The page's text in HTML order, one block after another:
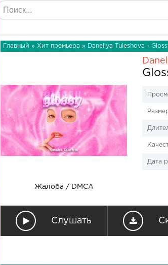
Главный » Хит премьера » Daneliya Tuleshova -
Жалоба / DMCA
Дата
Слушать